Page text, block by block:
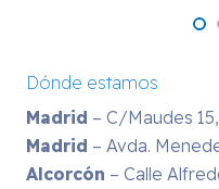
Dónde estamos
Madrid – C/Maudes
Madrid – Avda.
Alcorcón – Calle